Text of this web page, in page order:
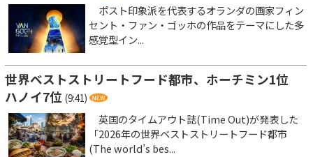
ポスト印象派を代表するオランダの画家フィン
セント・ファン・ゴッホの作品をテーマにした多
感覚型イン...
世界ベストストリートフード都市、ホーチミン1位
ハノイ7位 (9:41)
英国のタイムアウト誌(Time Out)が発表した
「2026年の世界ベストストリートフード都市
(The world’s bes...